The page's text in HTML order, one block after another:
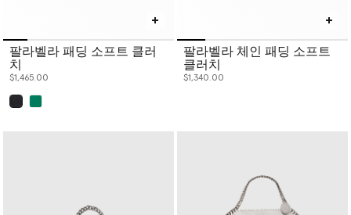
팔라벨라 패딩 소프트 클러
치
$1,465.00
팔라벨라 체인 패딩 소프트
클러치
$1,340.00